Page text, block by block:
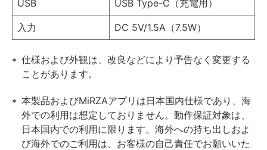
USB USB Type-C（充電用）
入力 DC 5V/1.5A（7.5W）
仕様および外観は、改良などにより予告なく変更する
ことがあります。
本製品およびMiRZAアプリは日本国内仕様であり、海
外での利用は想定しておりません。動作保証対象は、
日本国内での利用に限ります。海外への持ち出しおよ
び海外でのご利用は、お客様の自己責任でお願いいた